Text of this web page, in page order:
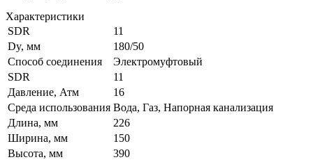
Характеристики
SDR
11
Dy, мм
180/50
Способ соединения
Электромуфтовый
SDR
11
Давление, Атм
16
Среда использования Вода, Газ, Напорная канализация
Длина, мм
226
Ширина, мм
150
Высота, мм
390